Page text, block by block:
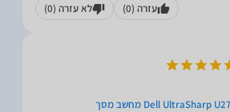
עזרה (0) לא עזרה (0)